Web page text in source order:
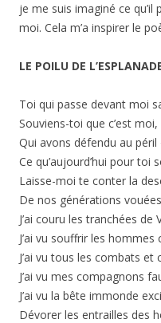
je me suis imaginé ce
moi. Cela m’a inspirer le
LE POILU DE
Toi qui passe devant moi
Souviens-toi que c’est
Qui avons défendu au
Ce qu’aujourd’hui pour toi
Laisse-moi te conter la
De nos générations
J’ai couru les tranchées de
J’ai vu souffrir les
J’ai vu tous les combats et
J’ai vu mes compagnons
J’ai vu la bête immonde
Dévorer les entrailles des